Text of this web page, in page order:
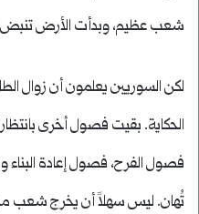
شعب عظيم، وبدأت الأرض
لكن السوريين يعلمون أن زوال
الحكاية. بقيت فصول أخرى
فصول الفرح، فصول إعادة البناء
تُهان. ليس سهلاً أن يخرج شعب